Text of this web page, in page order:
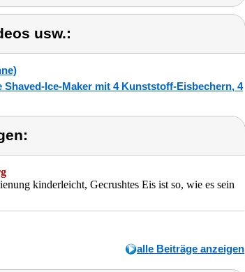
usw.:
Ice-Maker mit 4 Kunststoff-Eisbechern, 4
kinderleicht, Gecrushtes Eis ist so, wie es sein
alle Beiträge anzeigen